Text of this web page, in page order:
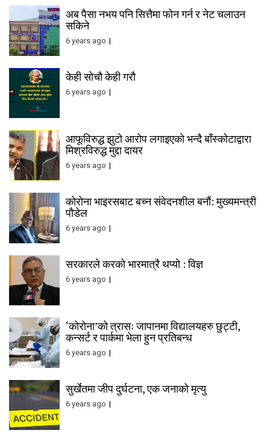
अब पैसा नभय पनि सित्तैमा फोन गर्न र नेट चलाउन
सकिने
6 years ago
केही सोचौ केही गरौ
6 years ago
आफूविरुद्ध झुटो आरोप लगाइएको भन्दै बाँस्कोटाद्वारा
मिश्रविरुद्ध मुद्दा दायर
6 years ago
कोरोना भाइरसबाट बच्न संवेदनशील बनौं: मुख्यमन्त्री
पौडेल
6 years ago
सरकारले करको भारमात्रै थप्यो : विज्ञ
6 years ago
‘कोरोना’को त्रासः जापानमा विद्यालयहरु छुट्टी,
कन्सर्ट र पार्कमा भेला हुन प्रतिबन्ध
6 years ago
सुर्खेतमा जीप दुर्घटना, एक जनाको मृत्यु
6 years ago